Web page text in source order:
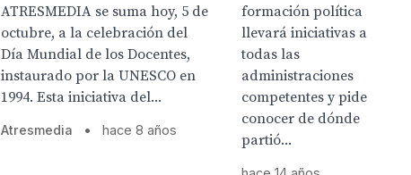
ATRESMEDIA se suma hoy, 5 de
octubre, a la celebración del
Día Mundial de los Docentes,
instaurado por la UNESCO en
1994. Esta iniciativa del...
Atresmedia • hace 8 años
formación política
llevará iniciativas a
todas las
administraciones
competentes y pide
conocer de dónde
partió...